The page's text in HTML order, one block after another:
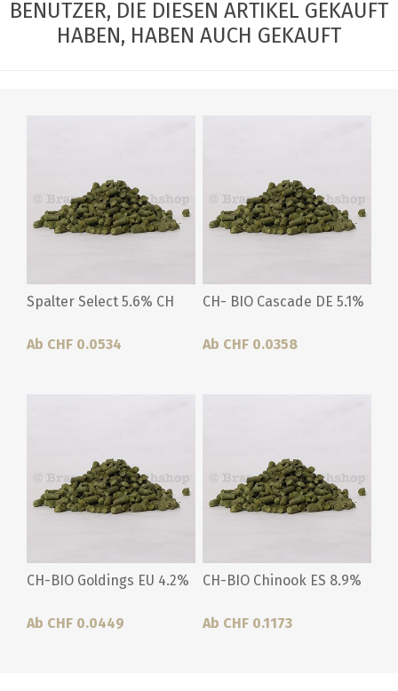
BENUTZER, DIE DIESEN ARTIKEL GEKAUFT
HABEN, HABEN AUCH GEKAUFT
Spalter Select 5.6% CH
Ab CHF 0.0534
CH- BIO Cascade DE 5.1%
Ab CHF 0.0358
CH-BIO Goldings EU 4.2%
Ab CHF 0.0449
CH-BIO Chinook ES 8.9%
Ab CHF 0.1173